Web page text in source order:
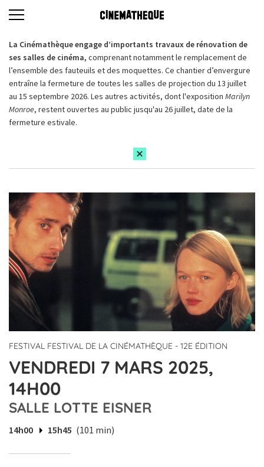
La Cinémathèque engage d’importants travaux de rénovation de
ses salles de cinéma, comprenant notamment le remplacement de
l’ensemble des fauteuils et des moquettes. Ce chantier d’envergure
entraîne la fermeture de toutes les salles de projection du 13 juillet
au 15 septembre 2026. Les autres activités, dont l'exposition Marilyn
Monroe, restent ouvertes au public jusqu'au 26 juillet, date de la
fermeture estivale.
FESTIVAL FESTIVAL DE LA CINÉMATHÈQUE - 12E ÉDITION
VENDREDI 7 MARS 2025,
14H00
SALLE LOTTE EISNER
14h00 15h45 (101 min)